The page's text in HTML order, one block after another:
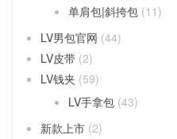
单肩包|斜挎包 (11)
LV男包官网 (44)
LV皮带 (2)
LV钱夹 (59)
LV手拿包 (43)
新款上市 (2)